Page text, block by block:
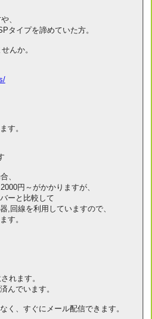
、
タイプを諦めていた方。
んか。
す。
、
円～がかかりますが、
ーと比較して
線を利用していますので、
す。
れます。
んでいます。
、すぐにメール配信できます。